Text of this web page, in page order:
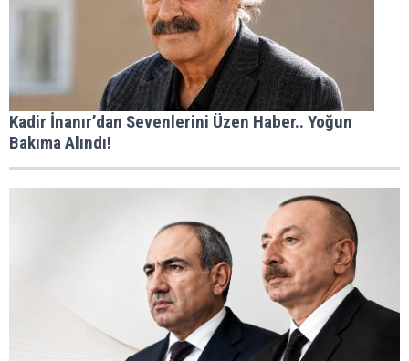
Kadir İnanır’dan Sevenlerini Üzen Haber.. Yoğun
Bakıma Alındı!